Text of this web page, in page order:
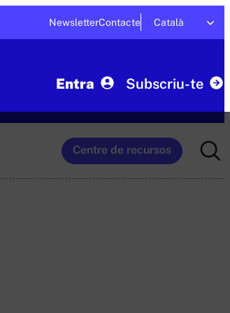
NewsletterContacte Català
Entra Subscriu-te
Centre de recursos
for: